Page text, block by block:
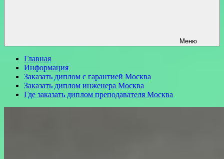
Меню
Главная
Информация
Заказать диплом с гарантией Москва
Заказать диплом инженера Москва
Где заказать диплом преподавателя Москва